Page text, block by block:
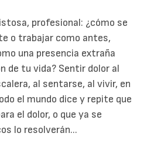
profesional: ¿cómo se
o trabajar como antes,
una presencia extraña
de tu vida? Sentir dolor al
al sentarse, al vivir, en
el mundo dice y repite que
el dolor, o que ya se
lo resolverán...